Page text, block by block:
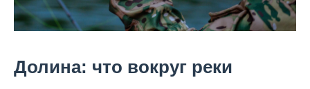
Долина: что вокруг реки